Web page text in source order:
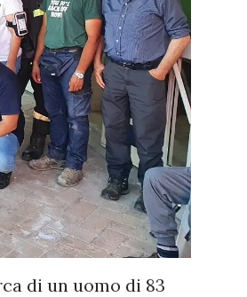
di un uomo di 83